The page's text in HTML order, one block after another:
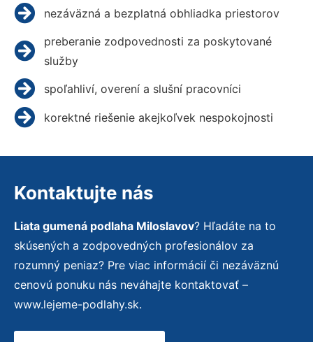
nezáväzná a bezplatná obhliadka priestorov
preberanie zodpovednosti za poskytované
služby
spoľahliví, overení a slušní pracovníci
korektné riešenie akejkoľvek nespokojnosti
Kontaktujte nás
Liata gumená podlaha Miloslavov? Hľadáte na to
skúsených a zodpovedných profesionálov za
rozumný peniaz? Pre viac informácií či nezáväznú
cenovú ponuku nás neváhajte kontaktovať –
www.lejeme-podlahy.sk.